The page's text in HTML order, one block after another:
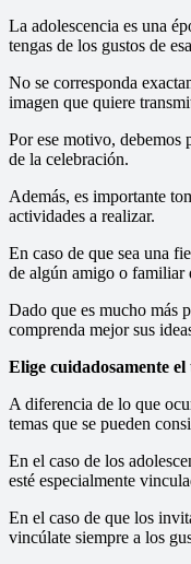
La adolescencia es una
tengas de los gustos de
No se corresponda
imagen que quiere
Por ese motivo, debemos
de la celebración.
Además, es importante
actividades a realizar.
En caso de que sea una
de algún amigo o familiar
Dado que es mucho más
comprenda mejor sus
Elige cuidadosamente el
A diferencia de lo que
temas que se pueden
En el caso de los
esté especialmente
En el caso de que los
vincúlate siempre a los